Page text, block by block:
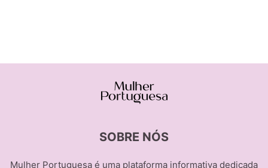
SOBRE NÓS
Mulher Portuguesa é uma plataforma informativa dedicada